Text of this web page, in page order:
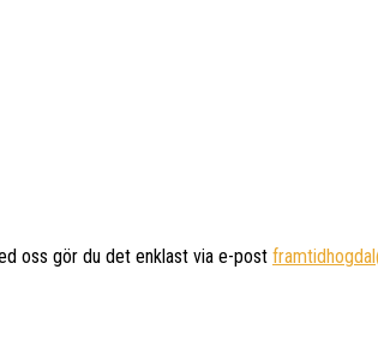
oss gör du det enklast via e-post